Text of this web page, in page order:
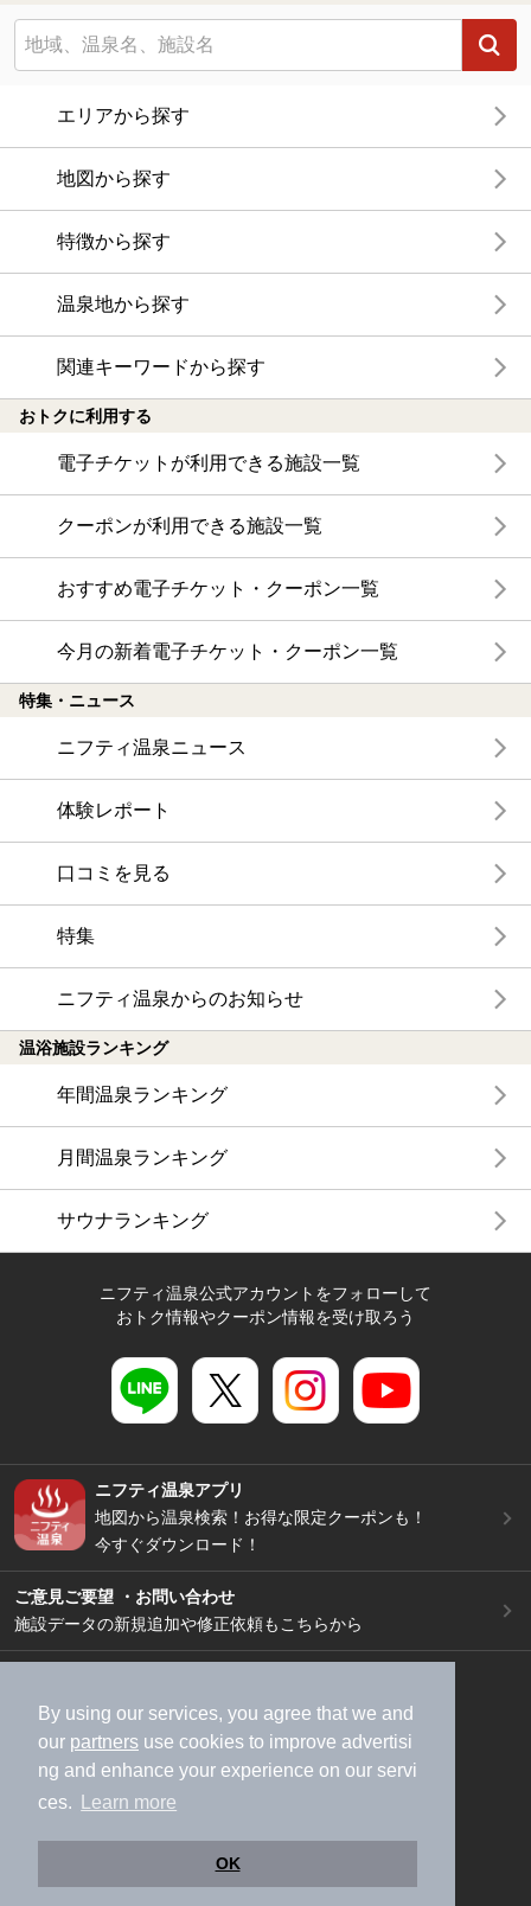
By using our services, you agree that we and
our partners use cookies to improve advertisi
ng and enhance your experience on our servi
ces.
Learn more
OK
エリアから探す
地図から探す
特徴から探す
温泉地から探す
関連キーワードから探す
おトクに利用する
電子チケットが利用できる施設一覧
クーポンが利用できる施設一覧
おすすめ電子チケット・クーポン一覧
今月の新着電子チケット・クーポン一覧
特集・ニュース
ニフティ温泉ニュース
体験レポート
口コミを見る
特集
ニフティ温泉からのお知らせ
温浴施設ランキング
年間温泉ランキング
月間温泉ランキング
サウナランキング
ニフティ温泉公式アカウントをフォローして
おトク情報やクーポン情報を受け取ろう
ニフティ温泉アプリ
地図から温泉検索！お得な限定クーポンも！
今すぐダウンロード！
ご意見ご要望 ・お問い合わせ
施設データの新規追加や修正依頼もこちらから
加盟店募集（資料請求）
広告出稿のご案内
利用規約
ライフスタイルMEMBERS+規約
特定商取引法に基づく表記
ヘルプ
採用情報
運営会社